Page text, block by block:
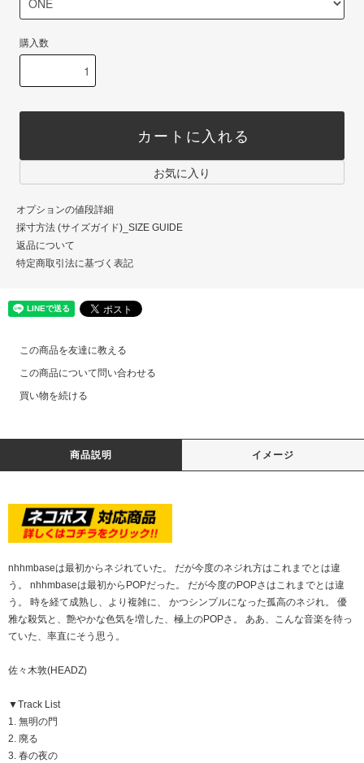
購入数
カートに入れる
お気に入り
オプションの値段詳細
採寸方法 (サイズガイド)_SIZE GUIDE
返品について
特定商取引法に基づく表記
この商品を友達に教える
この商品について問い合わせる
買い物を続ける
商品説明 イメージ
nhhmbaseは最初からネジれていた。 だが今度のネジれ方はこれまでとは違
う。 nhhmbaseは最初からPOPだった。 だが今度のPOPさはこれまでとは違
う。 時を経て成熟し、より複雑に、 かつシンプルになった孤高のネジれ。 優
雅な殺気と、艶やかな色気を増した、極上のPOPさ。 ああ、こんな音楽を待っ
ていた、率直にそう思う。
佐々木敦(HEADZ)
▼Track List
1. 無明の門
2. 廃る
3. 春の夜の